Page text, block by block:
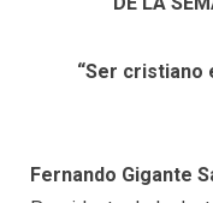
“Ser cristiano
Fernando Gigante